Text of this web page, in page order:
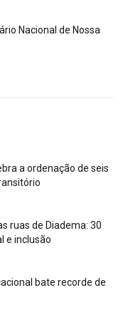
Nacional de Nossa
a ordenação de seis
ruas de Diadema: 30
e inclusão
bate recorde de